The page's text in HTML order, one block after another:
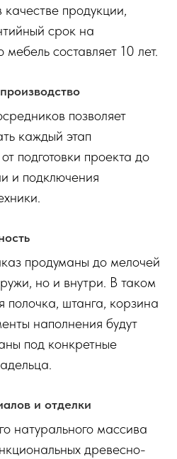
продукции,
срок на
мебель составляет 10 лет.
позволяет
каждый этап
подготовки проекта до
и подключения
продуманы до мелочей
но и внутри. В таком
штанга, корзина
наполнения будут
под конкретные
и отделки
натурального массива
древесно-